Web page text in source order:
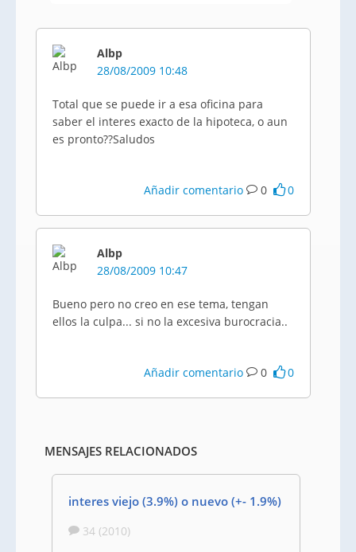
Albp
28/08/2009 10:48
Total que se puede ir a esa oficina para
saber el interes exacto de la hipoteca, o aun
es pronto??Saludos
Añadir comentario 0 0
Albp
28/08/2009 10:47
Bueno pero no creo en ese tema, tengan
ellos la culpa... si no la excesiva burocracia..
Añadir comentario 0 0
MENSAJES RELACIONADOS
interes viejo (3.9%) o nuevo (+- 1.9%)
34 (2010)